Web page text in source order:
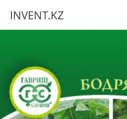
INVENT.KZ